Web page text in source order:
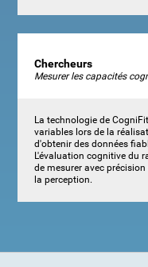
Chercheurs
Mesurer les capacités
La technologie de
variables lors de la
d'obtenir des données
L'évaluation cognitive du
de mesurer avec
la perception.